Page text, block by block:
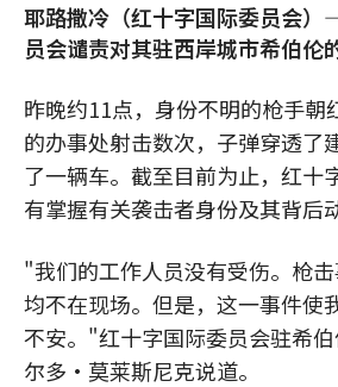
耶路撒冷（红十字国际委员会
员会谴责对其驻西岸城市希伯伦
昨晚约11点，身份不明的枪手朝
的办事处射击数次，子弹穿透了
了一辆车。截至目前为止，红十
有掌握有关袭击者身份及其背后
"我们的工作人员没有受伤。枪
均不在现场。但是，这一事件使
不安。"红十字国际委员会驻希
尔多·莫莱斯尼克说道。